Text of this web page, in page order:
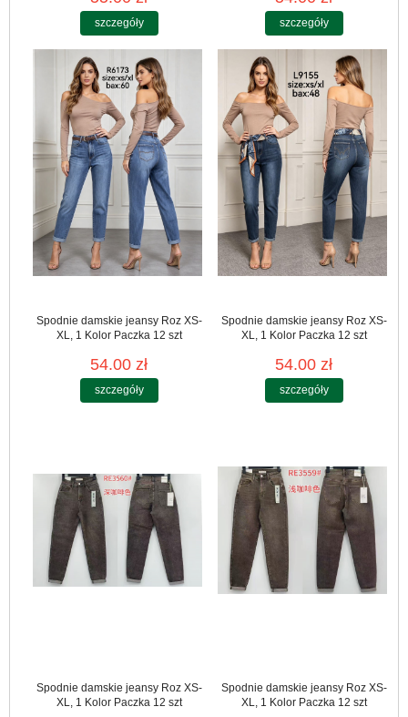
szczegóły szczegóły
Spodnie damskie jeansy Roz XS-
XL, 1 Kolor Paczka 12 szt
54.00 zł
szczegóły
Spodnie damskie jeansy Roz XS-
XL, 1 Kolor Paczka 12 szt
54.00 zł
szczegóły
Spodnie damskie jeansy Roz XS-
XL, 1 Kolor Paczka 12 szt
Spodnie damskie jeansy Roz XS-
XL, 1 Kolor Paczka 12 szt